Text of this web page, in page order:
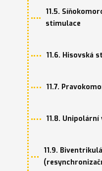
11.5.
stimulace
11.6. Hisovská
11.7.
11.8.
11.9.